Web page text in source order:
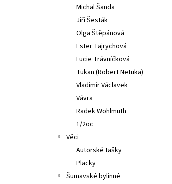
Michal Šanda
Jiří Šesták
Olga Štěpánová
Ester Tajrychová
Lucie Trávníčková
Tukan (Robert Netuka)
Vladimír Václavek
Vávra
Radek Wohlmuth
1/2oc
Věci
Autorské tašky
Placky
Šumavské bylinné